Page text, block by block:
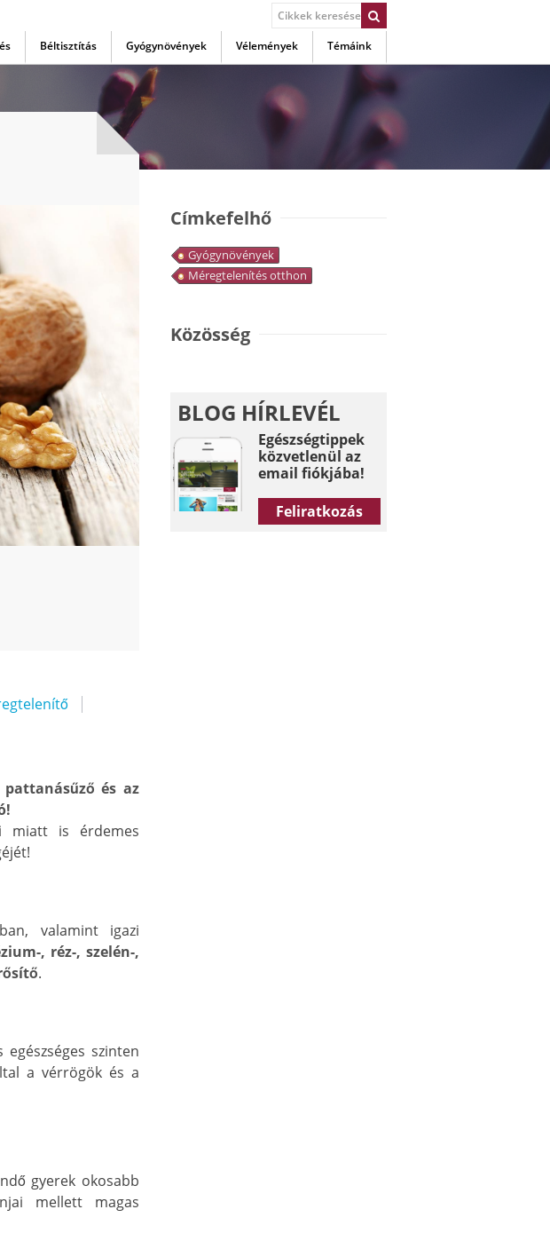
Béltisztítás Gyógynövények Vélemények Témáink
és az
miatt is érdemes
valamint igazi
, réz-, szelén-,
.
szinten
a vérrögök és a
gyerek okosabb
mellett magas
Címkefelhő
Gyógynövények
Méregtelenítés otthon
Közösség
BLOG HÍRLEVÉL
Egészségtippek
közvetlenül az
email fiókjába!
Feliratkozás